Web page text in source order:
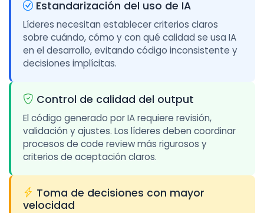
Estandarización del uso de IA
Líderes necesitan establecer criterios claros
sobre cuándo, cómo y con qué calidad se usa IA
en el desarrollo, evitando código inconsistente y
decisiones implícitas.
Control de calidad del output
El código generado por IA requiere revisión,
validación y ajustes. Los líderes deben coordinar
procesos de code review más rigurosos y
criterios de aceptación claros.
Toma de decisiones con mayor
velocidad